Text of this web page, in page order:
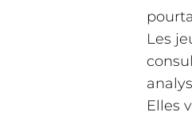
Les
Elles